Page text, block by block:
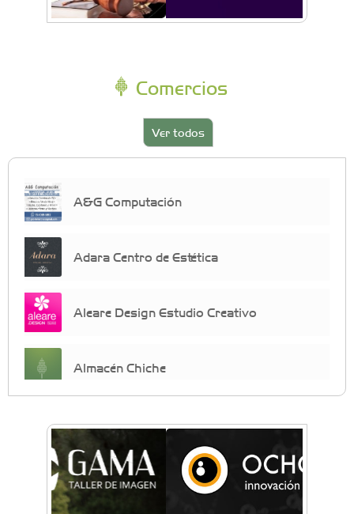
Comercios
Ver todos
A&G Computación
Adara Centro de Estética
Aleare Design Estudio Creativo
Almacén Chiche
crecimiento personal
Arq. Horacio Alejandro Sánchez